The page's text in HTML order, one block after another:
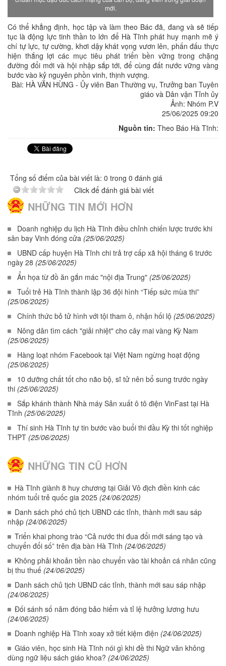
mới.
Có thể khẳng định, học tập và làm theo Bác đã, đang và sẽ tiếp
tục là động lực tinh thần to lớn để Hà Tĩnh phát huy mạnh mẽ ý
chí tự lực, tự cường, khơi dậy khát vọng vươn lên, phấn đấu thực
hiện thắng lợi các mục tiêu phát triển bền vững trong chặng
đường đổi mới và hội nhập sắp tới, để cùng đất nước vững vàng
bước vào kỷ nguyên phồn vinh, thịnh vượng.
Bài: HÀ VĂN HÙNG - Ủy viên Ban Thường vụ, Trưởng ban Tuyên
giáo và Dân vận Tỉnh ủy
Ảnh: Nhóm P.V
25/06/2025 09:20
Nguồn tin: Theo Báo Hà Tĩnh:
Tổng số điểm của bài viết là: 0 trong 0 đánh giá
Click để đánh giá bài viết
NHỮNG TIN MỚI HƠN
Doanh nghiệp du lịch Hà Tĩnh điều chỉnh chiến lược trước khi
sân bay Vinh đóng cửa (25/06/2025)
UBND cấp huyện Hà Tĩnh chi trả trợ cấp xã hội tháng 6 trước
ngày 28 (25/06/2025)
Ẩn họa từ đồ ăn gắn mác "nội địa Trung" (25/06/2025)
Tuổi trẻ Hà Tĩnh thành lập 36 đội hình “Tiếp sức mùa thi”
(25/06/2025)
Chính thức bỏ tử hình với tội tham ô, nhận hối lộ (25/06/2025)
Nông dân tìm cách "giải nhiệt" cho cây mai vàng Kỳ Nam
(25/06/2025)
Hàng loạt nhóm Facebook tại Việt Nam ngừng hoạt động
(25/06/2025)
10 dưỡng chất tốt cho não bộ, sĩ tử nên bổ sung trước ngày
thi (25/06/2025)
Sắp khánh thành Nhà máy Sản xuất ô tô điện VinFast tại Hà
Tĩnh (25/06/2025)
Thí sinh Hà Tĩnh tự tin bước vào buổi thi đầu Kỳ thi tốt nghiệp
THPT (25/06/2025)
NHỮNG TIN CŨ HƠN
Hà Tĩnh giành 8 huy chương tại Giải Vô địch điền kinh các
nhóm tuổi trẻ quốc gia 2025 (24/06/2025)
Danh sách phó chủ tịch UBND các tỉnh, thành mới sau sáp
nhập (24/06/2025)
Triển khai phong trào “Cả nước thi đua đổi mới sáng tạo và
chuyển đổi số” trên địa bàn Hà Tĩnh (24/06/2025)
Không phải khoản tiền nào chuyển vào tài khoản cá nhân cũng
bị thu thuế (24/06/2025)
Danh sách chủ tịch UBND các tỉnh, thành mới sau sáp nhập
(24/06/2025)
Đối sánh số năm đóng bảo hiểm và tỉ lệ hưởng lương hưu
(24/06/2025)
Doanh nghiệp Hà Tĩnh xoay xở tiết kiệm điện (24/06/2025)
Giáo viên, học sinh Hà Tĩnh nói gì khi đề thi Ngữ văn không
dùng ngữ liệu sách giáo khoa? (24/06/2025)